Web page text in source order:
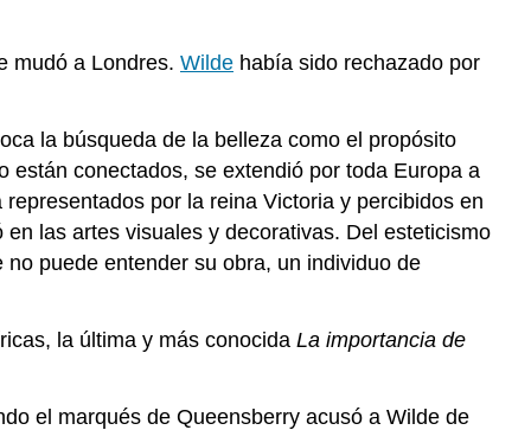
Imágenes
mudó a Londres. Wilde había sido rechazado por
la búsqueda de la belleza como el propósito
están conectados, se extendió por toda Europa a
por la reina Victoria y percibidos en
las artes visuales y decorativas. Del esteticismo
puede entender su obra, un individuo de
la última y más conocida La importancia de
el marqués de Queensberry acusó a Wilde de